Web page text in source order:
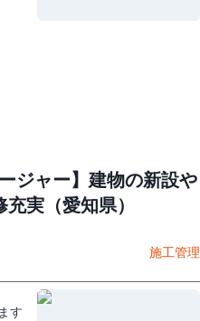
ジャー】建物の新設や
実（愛知県）
施工管理
す